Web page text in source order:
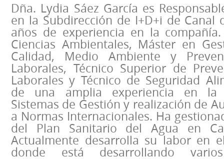
Dña. Lydia Sáez García es
en la Subdirección de I+D+i de Canal
años de experiencia en la
Ciencias Ambientales, Máster en
Calidad, Medio Ambiente y
Laborales, Técnico Superior de
Laborales y Técnico de Seguridad
de una amplia experiencia en la
Sistemas de Gestión y realización de
a Normas Internacionales. Ha
del Plan Sanitario del Agua en
Actualmente desarrolla su labor en
donde está desarrollando